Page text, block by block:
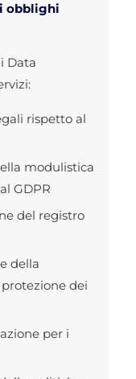
obblighi
Data
rispetto al
modulistica
GDPR
del registro
della
dei
per i